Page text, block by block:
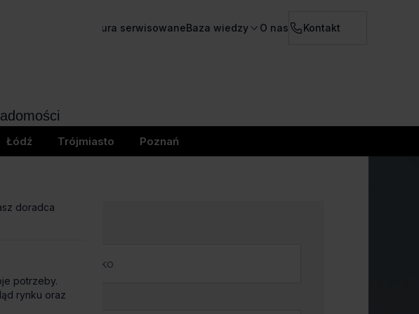
Biura serwisowaneBaza wiedzy O nas Kontakt
Łódź Trójmiasto Poznań
Tobą
doradca
potrzeby.
rynku oraz